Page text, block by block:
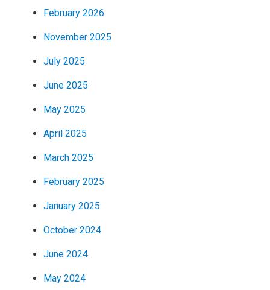
February 2026
November 2025
July 2025
June 2025
May 2025
April 2025
March 2025
February 2025
January 2025
October 2024
June 2024
May 2024